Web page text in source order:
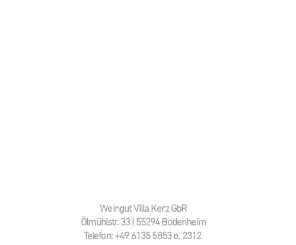
Weingut Villa Kerz GbR
Ölmühlstr. 33 | 55294 Bodenheim
Telefon: +49 6135 5853 o. 2312